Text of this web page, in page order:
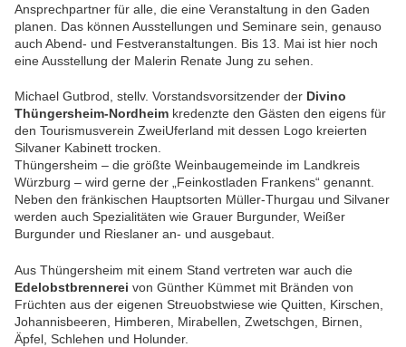
Ansprechpartner für alle, die eine Veranstaltung in den Gaden
planen. Das können Ausstellungen und Seminare sein, genauso
auch Abend- und Festveranstaltungen. Bis 13. Mai ist hier noch
eine Ausstellung der Malerin Renate Jung zu sehen.
Michael Gutbrod, stellv. Vorstandsvorsitzender der Divino
Thüngersheim-Nordheim kredenzte den Gästen den eigens für
den Tourismusverein ZweiUferland mit dessen Logo kreierten
Silvaner Kabinett trocken.
Thüngersheim – die größte Weinbaugemeinde im Landkreis
Würzburg – wird gerne der „Feinkostladen Frankens“ genannt.
Neben den fränkischen Hauptsorten Müller-Thurgau und Silvaner
werden auch Spezialitäten wie Grauer Burgunder, Weißer
Burgunder und Rieslaner an- und ausgebaut.
Aus Thüngersheim mit einem Stand vertreten war auch die
Edelobstbrennerei von Günther Kümmet mit Bränden von
Früchten aus der eigenen Streuobstwiese wie Quitten, Kirschen,
Johannisbeeren, Himberen, Mirabellen, Zwetschgen, Birnen,
Äpfel, Schlehen und Holunder.